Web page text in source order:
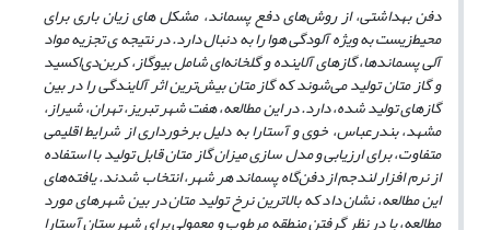
دفن بهداشتی، از روش‌های دفع پسماند، مشکل­ های زیان باری برای
محیط‌زیست به ویژه آلودگی هوا را به دنبا‌ل دارد. در نتیجه ی تجزیه مواد
آلی پسماند‌ها، گاز‌های آلاینده و گلخانه‌ای شامل بیو‌گاز، کربن‌دی‌اکسید
و گاز متان تولید می‌شوند که گاز متان بیش‌ترین اثر آلایندگی را در بین
گازهای تولید شده، دارد. در این مطالعه، هفت شهر تبریز، تهران، شیراز،
مشهد، بندرعباس، خوی و آستارا به دلیل برخورداری از شرایط اقلیمی
متفاوت، برای ارزیابی و مد­ل ­سازی میزان گاز متان قابل تولید با استفاده
از نرم افزار لندجم از دفن‌گاه پسماند هر شهر، انتخاب شدند. یافته‌های
این مطالعه، نشان داد که بالاترین نرخ تولید متان در بین شهر‌های مورد
مطالعه، با در نظر گرفتن منطقه مرطوب و معمولی برای شهرستان آستارا